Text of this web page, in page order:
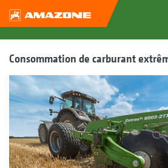
Consommation de carburant